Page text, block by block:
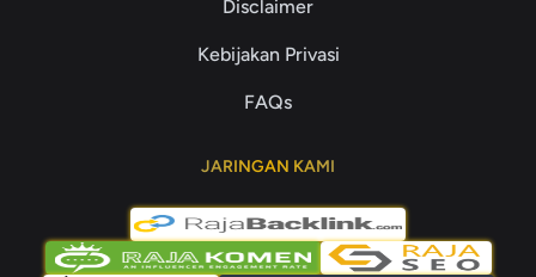
Disclaimer
Kebijakan Privasi
FAQs
JARINGAN KAMI